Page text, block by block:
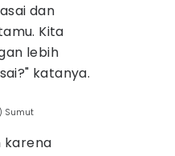
dan
Kita
lebih
katanya.
Sumut
karena